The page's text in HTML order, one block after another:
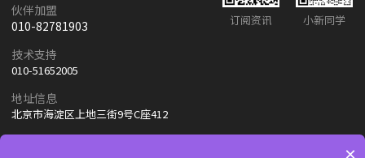
伙伴加盟
010-82781903
技术支持
010-51652005
地址信息
北京市海淀区上地三街9号C座412
订阅资讯 小新同学